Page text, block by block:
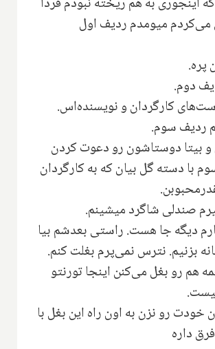
می‌کردم میومدم ردیف اول
پره.
دوم.
کارگردان و نویسنده‌اس.
ردیف سوم‌.
بیتا دوستاشون رو دعوت کردن
با دسته گل بیان که به کارگردان
صندلی شاگرد میشینم.
دیگه جا هست. راستی بعدشم بیا
بزنیم. نترس نمی‌پرم بغلت کنم.
هم رو بغل می‌کنن اینجا تورنتو
خودت رو نزن به اون راه این بغل با
داره